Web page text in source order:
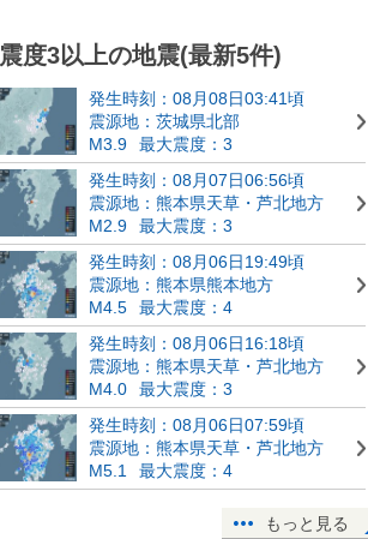
震度3以上の地震(最新5件)
発生時刻：08月08日03:41頃
震源地：茨城県北部
M3.9
最大震度：3
発生時刻：08月07日06:56頃
震源地：熊本県天草・芦北地方
M2.9
最大震度：3
発生時刻：08月06日19:49頃
震源地：熊本県熊本地方
M4.5
最大震度：4
発生時刻：08月06日16:18頃
震源地：熊本県天草・芦北地方
M4.0
最大震度：3
発生時刻：08月06日07:59頃
震源地：熊本県天草・芦北地方
M5.1
最大震度：4
もっと見る